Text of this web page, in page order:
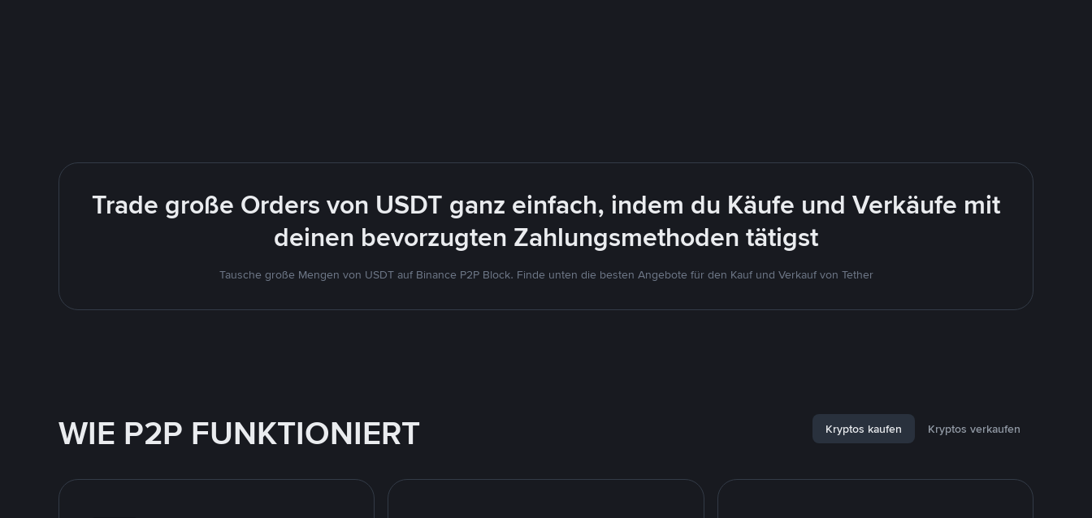
Trade große Orders von USDT ganz einfach, indem du Käufe und Verkäufe mit
deinen bevorzugten Zahlungsmethoden tätigst
Tausche große Mengen von USDT auf Binance P2P Block. Finde unten die besten Angebote für den Kauf und Verkauf von Tether
WIE P2P FUNKTIONIERT Kryptos kaufen Kryptos verkaufen